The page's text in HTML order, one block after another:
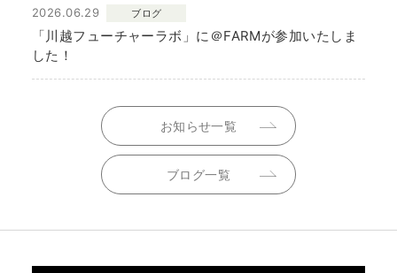
2026.06.29 ブログ
「川越フューチャーラボ」に＠FARMが参加いたしま
した！
お知らせ一覧
ブログ一覧